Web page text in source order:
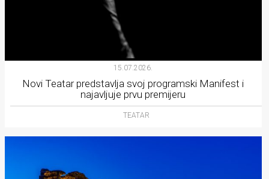
15.07.2026.
Novi Teatar predstavlja svoj programski Manifest i
najavljuje prvu premijeru
TEATAR